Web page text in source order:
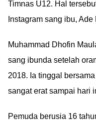
Timnas U12. Hal
Instagram sang ibu, Ade
Muhammad Dhofin
sang ibunda setelah
2018. Ia tinggal
sangat erat sampai hari
Pemuda berusia 16